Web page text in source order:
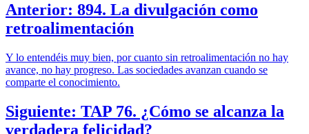
Anterior: 894. La divulgación como
retroalimentación
Y lo entendéis muy bien, por cuanto sin retroalimentación no hay
avance, no hay progreso. Las sociedades avanzan cuando se
comparte el conocimiento.
Siguiente: TAP 76. ¿Cómo se alcanza la
verdadera felicidad?